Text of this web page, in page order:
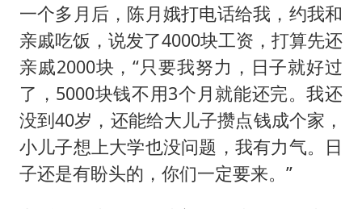
一个多月后，陈月娥打电话给我，约我和
亲戚吃饭，说发了4000块工资，打算先还
亲戚2000块，“只要我努力，日子就好过
了，5000块钱不用3个月就能还完。我还
没到40岁，还能给大儿子攒点钱成个家，
小儿子想上大学也没问题，我有力气。日
子还是有盼头的，你们一定要来。”